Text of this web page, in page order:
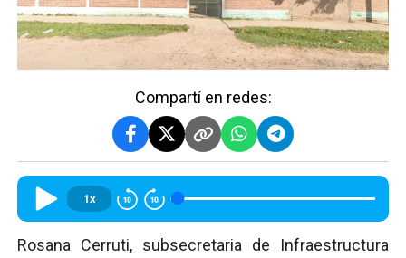
Compartí en redes:
1x
Rosana Cerruti, subsecretaria de Infraestructura